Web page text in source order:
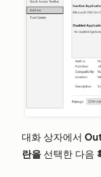
대화 상자에서
란을 선택한 다음